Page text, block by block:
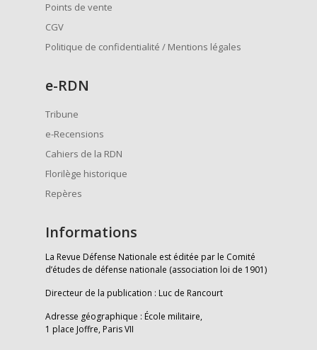
Points de vente
CGV
Politique de confidentialité / Mentions légales
e-RDN
Tribune
e-Recensions
Cahiers de la RDN
Florilège historique
Repères
Informations
La Revue Défense Nationale est éditée par le Comité
d’études de défense nationale (association loi de 1901)
Directeur de la publication : Luc de Rancourt
Adresse géographique : École militaire,
1 place Joffre, Paris VII